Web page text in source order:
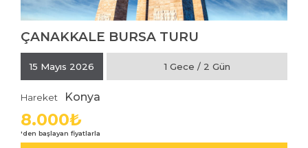
İNCELE
ÇANAKKALE BURSA TURU
15 Mayıs 2026 1 Gece / 2 Gün
Hareket Konya
8.000₺